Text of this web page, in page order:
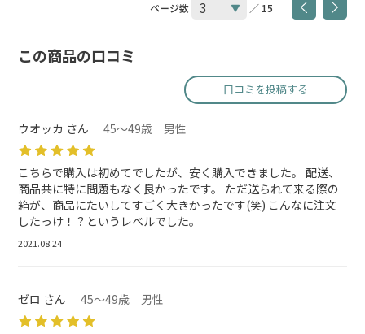
ページ数 ／ 15
この商品の口コミ
口コミを投稿する
ウオッカ さん 45～49歳 男性
こちらで購入は初めてでしたが、安く購入できました。 配送、
商品共に特に問題もなく良かったです。 ただ送られて来る際の
箱が、商品にたいしてすごく大きかったです(笑) こんなに注文
したっけ！？というレベルでした。
2021.08.24
ゼロ さん 45～49歳 男性